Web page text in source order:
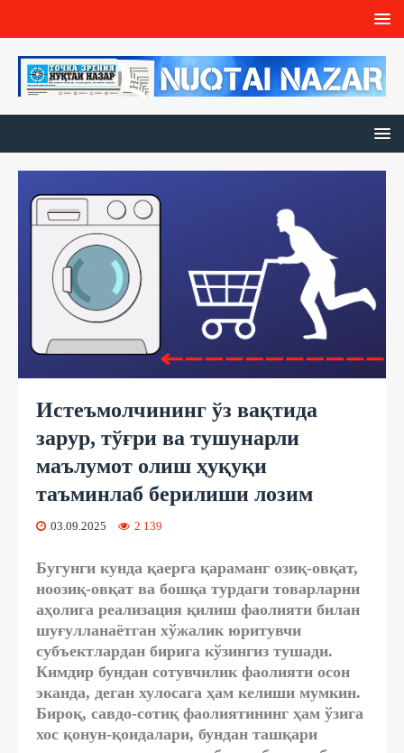
Истеъмолчининг ўз вақтида
зарур, тўғри ва тушунарли
маълумот олиш ҳуқуқи
таъминлаб берилиши лозим
03.09.2025 2 139
Бугунги кунда қаерга қараманг озиқ-овқат,
ноозиқ-овқат ва бошқа турдаги товарларни
аҳолига реализация қилиш фаолияти билан
шуғулланаётган хўжалик юритувчи
субъектлардан бирига кўзингиз тушади.
Кимдир бундан сотувчилик фаолияти осон
эканда, деган хулосага ҳам келиши мумкин.
Бироқ, савдо-сотиқ фаолиятининг ҳам ўзига
хос қонун-қоидалари, бундан ташқари